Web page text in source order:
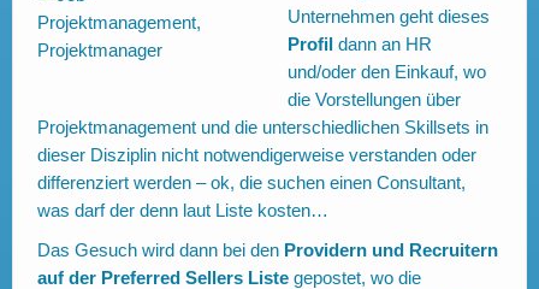
Unternehmen geht dieses
Profil dann an HR
und/oder den Einkauf, wo
die Vorstellungen über
Projektmanagement und die unterschiedlichen Skillsets in
dieser Disziplin nicht notwendigerweise verstanden oder
differenziert werden – ok, die suchen einen Consultant,
was darf der denn laut Liste kosten…
Das Gesuch wird dann bei den Providern und Recruitern
auf der Preferred Sellers Liste gepostet, wo die